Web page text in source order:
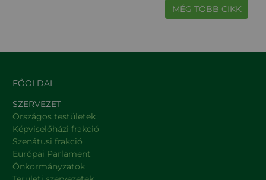
MÉG TÖBB CIKK
FŐOLDAL
SZERVEZET
Országos testületek
Képviselőházi frakció
Szenátusi frakció
Európai Parlament
Önkormányzatok